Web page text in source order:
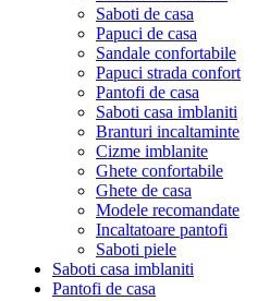
Saboti de casa
Papuci de casa
Sandale confortabile
Papuci strada confort
Pantofi de casa
Saboti casa imblaniti
Branturi incaltaminte
Cizme imblanite
Ghete confortabile
Ghete de casa
Modele recomandate
Incaltatoare pantofi
Saboti piele
Saboti casa imblaniti
Pantofi de casa